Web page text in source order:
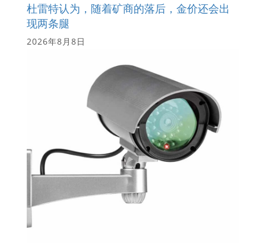
杜雷特认为，随着矿商的落后，金价还会出
现两条腿
2026年8月8日